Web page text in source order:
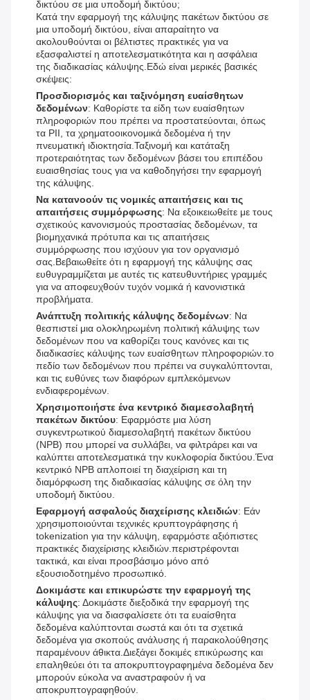
δικτύου σε μια υποδομή δικτύου;
Κατά την εφαρμογή της κάλυψης πακέτων δικτύου σε
μια υποδομή δικτύου, είναι απαραίτητο να
ακολουθούνται οι βέλτιστες πρακτικές για να
εξασφαλιστεί η αποτελεσματικότητα και η ασφάλεια
της διαδικασίας κάλυψης.Εδώ είναι μερικές βασικές
σκέψεις:
Προσδιορισμός και ταξινόμηση ευαίσθητων
δεδομένων: Καθορίστε τα είδη των ευαίσθητων
πληροφοριών που πρέπει να προστατεύονται, όπως
τα PII, τα χρηματοοικονομικά δεδομένα ή την
πνευματική ιδιοκτησία.Ταξινομή και κατάταξη
προτεραιότητας των δεδομένων βάσει του επιπέδου
ευαισθησίας τους για να καθοδηγήσει την εφαρμογή
της κάλυψης.
Να κατανοούν τις νομικές απαιτήσεις και τις
απαιτήσεις συμμόρφωσης: Να εξοικειωθείτε με τους
σχετικούς κανονισμούς προστασίας δεδομένων, τα
βιομηχανικά πρότυπα και τις απαιτήσεις
συμμόρφωσης που ισχύουν για τον οργανισμό
σας.Βεβαιωθείτε ότι η εφαρμογή της κάλυψης σας
ευθυγραμμίζεται με αυτές τις κατευθυντήριες γραμμές
για να αποφευχθούν τυχόν νομικά ή κανονιστικά
προβλήματα.
Ανάπτυξη πολιτικής κάλυψης δεδομένων: Να
θεσπιστεί μια ολοκληρωμένη πολιτική κάλυψης των
δεδομένων που να καθορίζει τους κανόνες και τις
διαδικασίες κάλυψης των ευαίσθητων πληροφοριών.το
πεδίο των δεδομένων που πρέπει να συγκαλύπτονται,
και τις ευθύνες των διαφόρων εμπλεκόμενων
ενδιαφερομένων.
Χρησιμοποιήστε ένα κεντρικό διαμεσολαβητή
πακέτων δικτύου: Εφαρμόστε μια λύση
συγκεντρωτικού διαμεσολαβητή πακέτων δικτύου
(NPB) που μπορεί να συλλάβει, να φιλτράρει και να
καλύπτει αποτελεσματικά την κυκλοφορία δικτύου.Ένα
κεντρικό NPB απλοποιεί τη διαχείριση και τη
διαμόρφωση της διαδικασίας κάλυψης σε όλη την
υποδομή δικτύου.
Εφαρμογή ασφαλούς διαχείρισης κλειδιών: Εάν
χρησιμοποιούνται τεχνικές κρυπτογράφησης ή
tokenization για την κάλυψη, εφαρμόστε αξιόπιστες
πρακτικές διαχείρισης κλειδιών.περιστρέφονται
τακτικά, και είναι προσβάσιμο μόνο από
εξουσιοδοτημένο προσωπικό.
Δοκιμάστε και επικυρώστε την εφαρμογή της
κάλυψης: Δοκιμάστε διεξοδικά την εφαρμογή της
κάλυψης για να διασφαλίσετε ότι τα ευαίσθητα
δεδομένα καλύπτονται σωστά και ότι τα σχετικά
δεδομένα για σκοπούς ανάλυσης ή παρακολούθησης
παραμένουν άθικτα.Διεξάγει δοκιμές επικύρωσης και
επαληθεύει ότι τα αποκρυπτογραφημένα δεδομένα δεν
μπορούν εύκολα να αναστραφούν ή να
αποκρυπτογραφηθούν.